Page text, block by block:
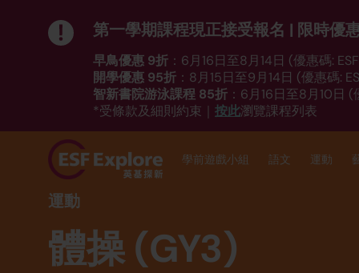
第一學期課程現正接受報名 | 限時優
早鳥優惠 9折 ：6月16日至8月14日 (優惠碼:
開學優惠 95折 ：8月15日至9月14日 (優惠碼:
智新書院游泳課程 85折 ：6月16日至8月10日 (
*受條款及細則約束｜ 按此瀏覽課程列表
學前遊戲小組 語文 運動
運動
體操 (GY3)